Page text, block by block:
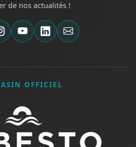
de nos actualités !
OFFICIEL